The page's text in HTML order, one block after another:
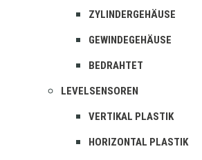
ZYLINDERGEHÄUSE
GEWINDEGEHÄUSE
BEDRAHTET
LEVELSENSOREN
VERTIKAL PLASTIK
HORIZONTAL PLASTIK